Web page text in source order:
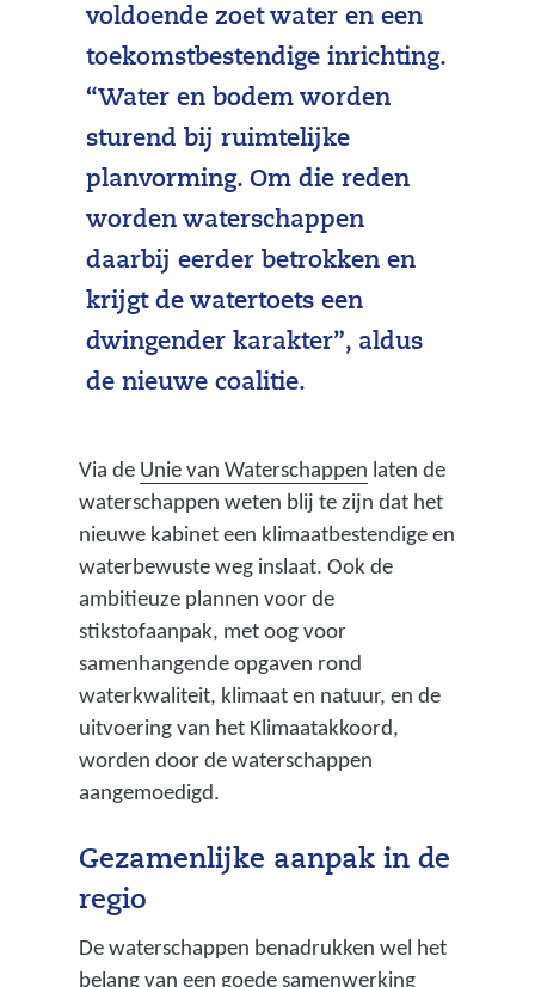
voldoende zoet water en een
toekomstbestendige inrichting.
“Water en bodem worden
sturend bij ruimtelijke
planvorming. Om die reden
worden waterschappen
daarbij eerder betrokken en
krijgt de watertoets een
dwingender karakter”, aldus
de nieuwe coalitie.
Via de Unie van Waterschappen(
v
e
r
s
t
n
r
n
laten de
waterschappen weten blij te zijn dat het
nieuwe kabinet een klimaatbestendige en
waterbewuste weg inslaat. Ook de
ambitieuze plannen voor de
stikstofaanpak, met oog voor
samenhangende opgaven rond
waterkwaliteit, klimaat en natuur, en de
uitvoering van het Klimaatakkoord,
worden door de waterschappen
aangemoedigd.
Gezamenlijke aanpak in de
regio
De waterschappen benadrukken wel het
belang van een goede samenwerking